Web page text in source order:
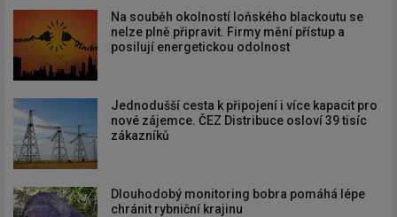
Na souběh okolností loňského blackoutu se
nelze plně připravit. Firmy mění přístup a
posilují energetickou odolnost
Jednodušší cesta k připojení i více kapacit pro
nové zájemce. ČEZ Distribuce osloví 39 tisíc
zákazníků
Dlouhodobý monitoring bobra pomáhá lépe
chránit rybniční krajinu